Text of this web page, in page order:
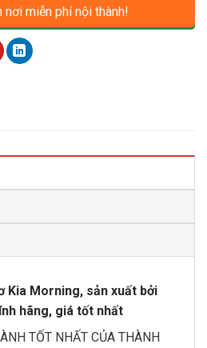
nơi miễn phí nội thành!
Kia Morning, sản xuất bởi
hãng, giá tốt nhất
TỐT NHẤT CỦA THÀNH